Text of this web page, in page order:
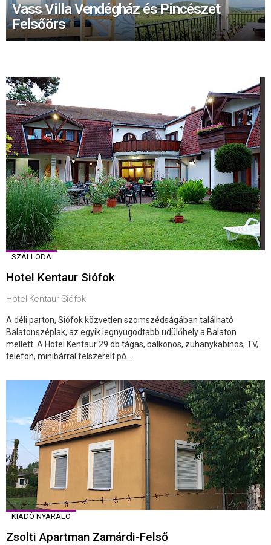
Vass Villa Vendégház és Pincészet
Felsőörs
SZÁLLODA
Hotel Kentaur Siófok
Hotel Kentaur Siófok
A déli parton, Siófok közvetlen szomszédságában található
Balatonszéplak, az egyik legnyugodtabb üdülőhely a Balaton
mellett. A Hotel Kentaur 29 db tágas, balkonos, zuhanykabinos, TV,
telefon, minibárral felszerelt pó ...
KIADÓ NYARALÓ
Zsolti Apartman Zamárdi-Felső